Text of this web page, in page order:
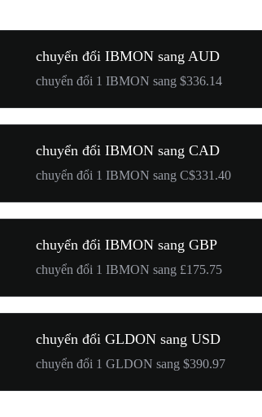
chuyển đổi IBMON sang AUD
chuyển đổi 1 IBMON sang $336.14
chuyển đổi IBMON sang CAD
chuyển đổi 1 IBMON sang C$331.40
chuyển đổi IBMON sang GBP
chuyển đổi 1 IBMON sang £175.75
chuyển đổi GLDON sang USD
chuyển đổi 1 GLDON sang $390.97